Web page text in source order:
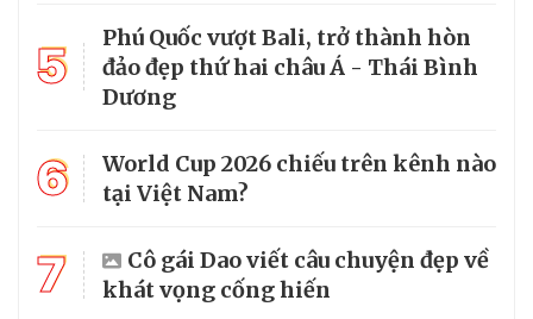
5
Phú Quốc vượt Bali, trở thành hòn
đảo đẹp thứ hai châu Á - Thái Bình
Dương
6
World Cup 2026 chiếu trên kênh nào
tại Việt Nam?
7
Cô gái Dao viết câu chuyện đẹp về
khát vọng cống hiến